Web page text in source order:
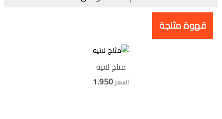
قهوة مثلجة
مثلج لاتيه
السعر1.950